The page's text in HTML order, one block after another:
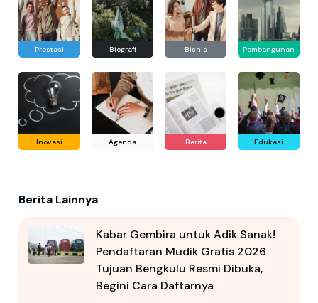
Prestasi Biografi Bisnis Pembangunan
Inovasi Agenda Berita Edukasi
Berita Lainnya
Kabar Gembira untuk Adik Sanak!
Pendaftaran Mudik Gratis 2026
Tujuan Bengkulu Resmi Dibuka,
Begini Cara Daftarnya